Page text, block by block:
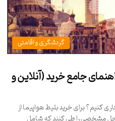
گردشگری و اقامتی
جامع خرید (آنلاین و
کنیم؟ برای خرید بلیط هواپیما از